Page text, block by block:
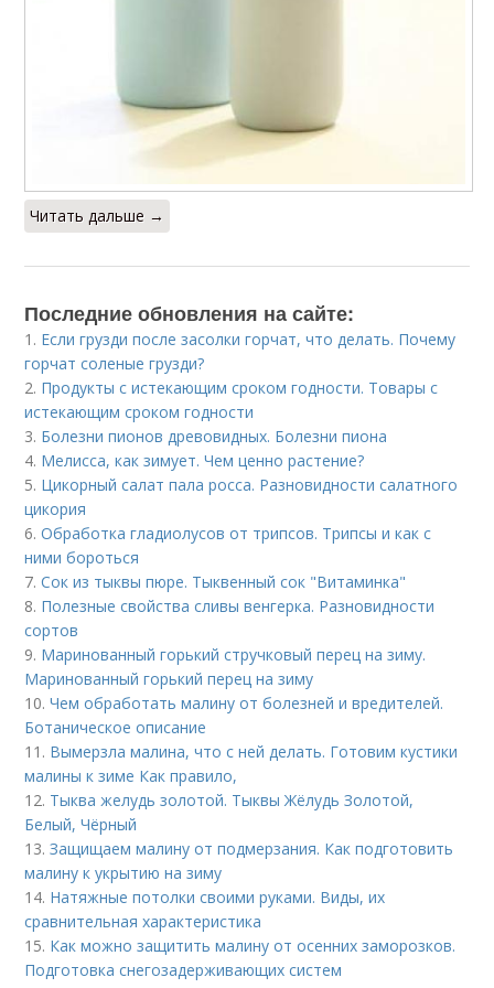
Читать дальше →
Последние обновления на сайте:
1. Если грузди после засолки горчат, что делать. Почему
горчат соленые грузди?
2. Продукты с истекающим сроком годности. Товары с
истекающим сроком годности
3. Болезни пионов древовидных. Болезни пиона
4. Мелисса, как зимует. Чем ценно растение?
5. Цикорный салат пала росса. Разновидности салатного
цикория
6.Обработка гладиолусов от трипсов. Трипсы и как с
ними бороться
7.Сок из тыквы пюре. Тыквенный сок "Витаминка"
8. Полезные свойства сливы венгерка. Разновидности
сортов
9. Маринованный горький стручковый перец на зиму.
Маринованный горький перец на зиму
10.Чем обработать малину от болезней и вредителей.
Ботаническое описание
11. Вымерзла малина, что с ней делать. Готовим кустики
малины к зиме Как правило,
12. Тыква желудь золотой. Тыквы Жёлудь Золотой,
Белый, Чёрный
13.Защищаем малину от подмерзания. Как подготовить
малину к укрытию на зиму
14. Натяжные потолки своими руками. Виды, их
сравнительная характеристика
15. Как можно защитить малину от осенних заморозков.
Подготовка снегозадерживающих систем